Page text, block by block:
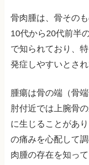
骨肉腫は、骨その
10代から20代前半
で知られており、
発症しやすいとされ
腫瘍は骨の端（骨
肘付近では上腕骨
に生じることがあ
の痛みを心配して
肉腫の存在を知っ